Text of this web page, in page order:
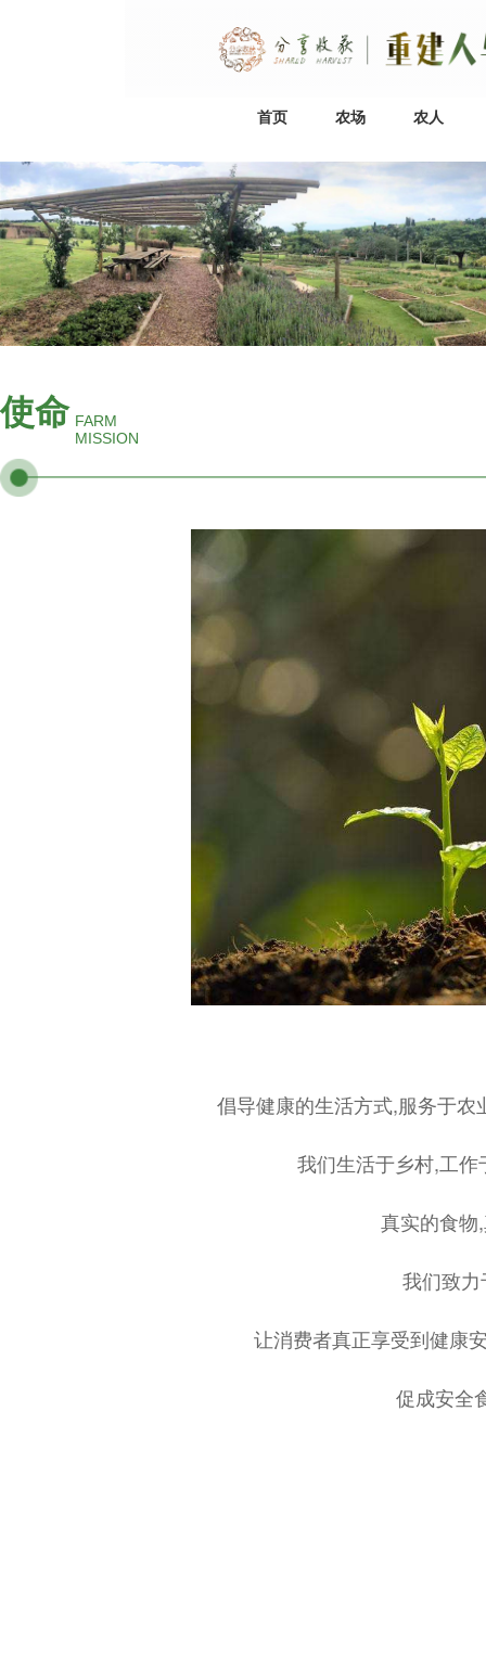
首页 农场 农人
使命 FARM
MISSION
倡导健康的生活方式,服务于
我们生活于乡村,工
真实的食物
我们致
让消费者真正享受到健康
促成安全